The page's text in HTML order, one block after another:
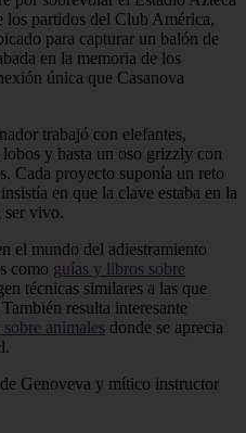
los partidos del Club América,
para capturar un balón de
en la memoria de los
única que Casanova
trabajó con elefantes,
y hasta un oso grizzly con
Cada proyecto suponía un reto
en que la clave estaba en la
ser vivo.
el mundo del adiestramiento
como guías y libros sobre
técnicas similares a las que
resulta interesante
animales donde se aprecia